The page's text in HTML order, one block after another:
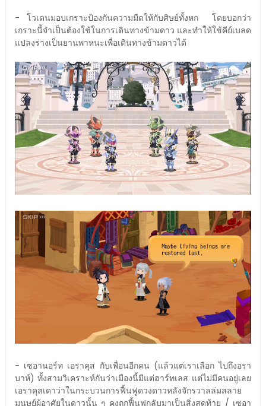
- โวเดนมอบเกราะป้องกันความมืดให้กับศิษย์ทั้งหก โดยบอกว่า
เกราะนี้จำเป็นต้องใช้ในการเดินทางข้ามดาว และทำให้ใช้คีย์เบลด
แปลงร่างเป็นยานพาหนะเพื่อเดินทางข้ามดาวได้
- เซอานอร์ท เอราคุส กับเพื่อนอีกคน (แล้วแต่เราเลือก ไปถึงอรา
บาห์) ทั้งสามวิเคราะห์กันว่าเมืองนี้มีแต่ฮาร์ทเลส แต่ไม่มีคนอยู่เลย
เอราคุสเดาว่าในกระบวนการฟื้นฟูดวงดาวหลังจักรวาลล่มสลาย
มนุษย์ผู้อาศัยในดาวนั้น ๆ คงถูกฟื้นฟูกลับมาเป็นสิ่งสุดท้าย / เซอา